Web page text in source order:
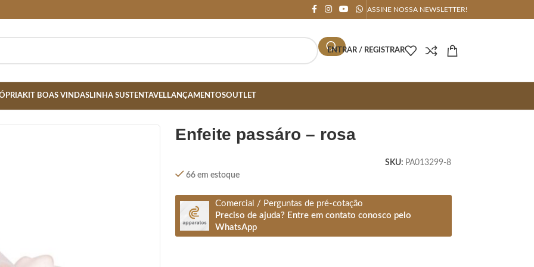
ASSINE NOSSA NEWSLETTER!
ENTRAR / REGISTRAR
KIT BOAS VINDASLINHA SUSTENTAVELLANÇAMENTOSOUTLET
enfeite passáro – rosa
SKU: PA013299-8
66 em estoque
Comercial / Perguntas de pré-cotação
Preciso de ajuda? Entre em contato conosco pelo
WhatsApp